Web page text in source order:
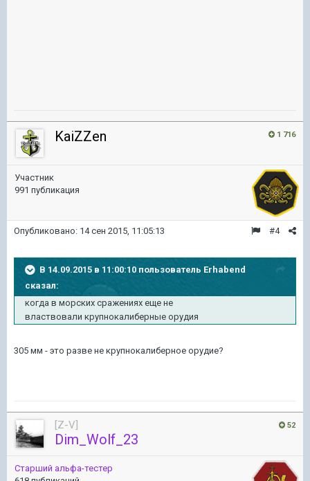
1 716
KaiZZen
Участник
991 публикация
#4
Опубликовано: 14 сен 2015, 11:05:13
В 14.09.2015 в 11:00:10 пользователь Erhabend
сказал:
когда в морских сражениях еще не
властвовали крупнокалиберные орудия
305 мм - это разве не крупнокалиберное орудие?
52
[Z-V]
Dim_Wolf_23
Старший альфа-тестер